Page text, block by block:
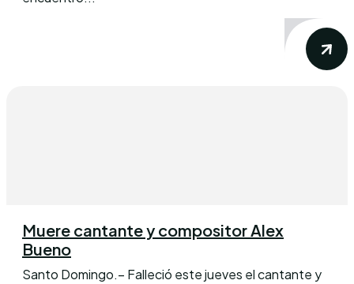
Muere cantante y compositor Alex
Bueno
Santo Domingo.– Falleció este jueves el cantante y